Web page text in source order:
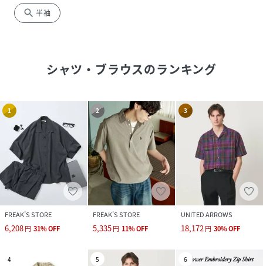
search 半袖
シャツ・ブラウスのランキング
1
FREAK’S STORE
6,208円 31%OFF
2
FREAK’S STORE
5,335円 11%OFF
3
UNITED ARROWS
18,172円 30%OFF
4 5 6